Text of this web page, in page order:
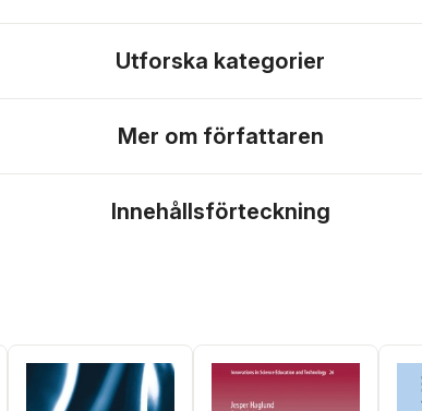
Utforska kategorier
Mer om författaren
Innehållsförteckning